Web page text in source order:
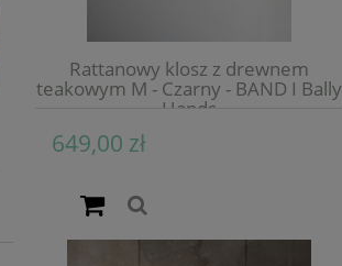
Rattanowy klosz z drewnem
teakowym M - Czarny - BAND I Bally
Hands
649,00 zł